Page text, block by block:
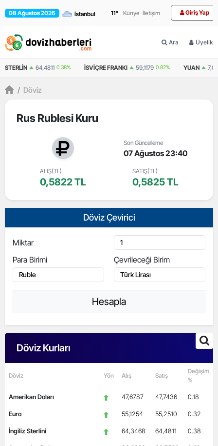
08 Ağustos 2026 11° Künye İletişim Giriş Yap
Ara Üyelik
64,4811 0.38% İSVIÇRE FRANKI 59,1179 0.82% YUAN 7,0812 0.29%
/ Döviz
Rus Rublesi Kuru
Son Güncelleme
07 Ağustos 23:40
ALIŞ(TL)
0,5822 TL
SATIŞ(TL)
0,5825 TL
Döviz Çevirici
Miktar
Para Birimi
Çevrileceği Birim
Hesapla
Döviz Kurları
Döviz Yön Alış Satış
Değişim
%
Amerikan Doları 47,6787 47,7436 0.18
Euro 55,1254 55,2510 0.32
İngiliz Sterlini 64,3468 64,4811 0.38